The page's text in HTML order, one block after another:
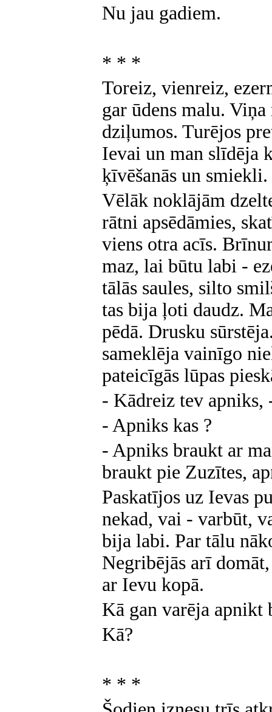
Nu jau gadiem.
* * *
Toreiz, vienreiz,
gar ūdens malu.
dziļumos. Turējos
Ievai un man slīdēja
ķīvēšanās un smiekli.
Vēlāk noklājām
rātni apsēdāmies,
viens otra acīs.
maz, lai būtu labi -
tālās saules, silto
tas bija ļoti daudz.
pēdā. Drusku
sameklēja vainīgo
pateicīgās lūpas
- Kādreiz tev apniks,
- Apniks kas ?
- Apniks braukt ar
braukt pie Zuzītes,
Paskatījos uz Ievas
nekad, vai - varbūt,
bija labi. Par tālu
Negribējās arī
ar Ievu kopā.
Kā gan varēja apnikt
Kā?
* * *